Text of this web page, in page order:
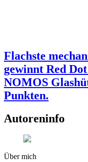
Flachste
gewinnt Red
NOMOS
Punkten.
Autoreninfo
Über mich